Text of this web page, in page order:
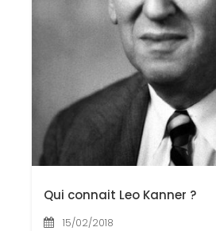
Qui connait Leo Kanner ?
15/02/2018